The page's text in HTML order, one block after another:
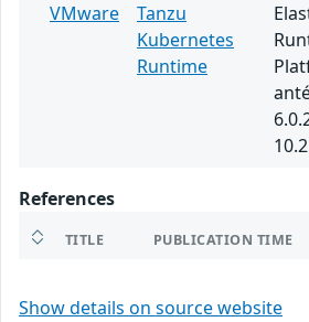
VMware
Tanzu
Kubernetes
Runtime
References
TITLE PUBLICATION TIME
Show details on source website